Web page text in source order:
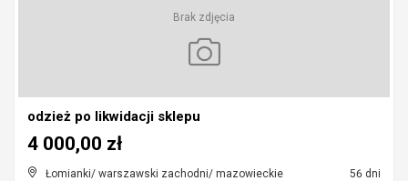
Brak zdjęcia
odzież po likwidacji sklepu
Łomianki/ warszawski zachodni/ mazowieckie 56 dni
4 000,00 zł